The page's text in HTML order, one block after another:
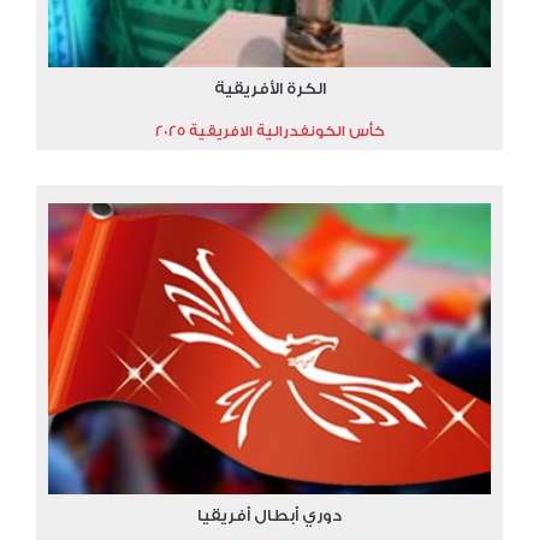
الكرة الأفريقية
كأس الكونفدرالية الافريقية 2025
دوري أبطال أفريقيا